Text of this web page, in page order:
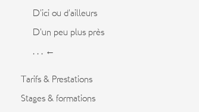
D’ici ou d’ailleurs
D’un peu plus près
. . . ←
Tarifs & Prestations
Stages & formations